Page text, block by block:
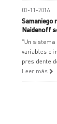
03-11-2016
Samaniego
Naidenoff
"Un sistema
variables e
presidente
Leer más